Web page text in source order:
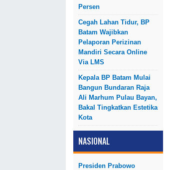
Persen
Cegah Lahan Tidur, BP
Batam Wajibkan
Pelaporan Perizinan
Mandiri Secara Online
Via LMS
Kepala BP Batam Mulai
Bangun Bundaran Raja
Ali Marhum Pulau Bayan,
Bakal Tingkatkan Estetika
Kota
NASIONAL
Presiden Prabowo